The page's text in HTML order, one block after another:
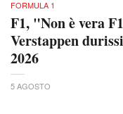
FORMULA 1
F1, "Non è vera
Verstappen
2026
5 AGOSTO